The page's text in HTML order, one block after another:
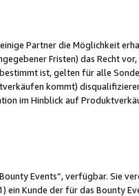
Partner die Möglichkeit
Fristen) das Recht
ist, gelten für alle
kommt)
im Hinblick auf
Events“, verfügbar. Sie
Kunde der für das Bounty